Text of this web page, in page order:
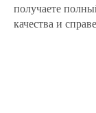
получаете
качества и